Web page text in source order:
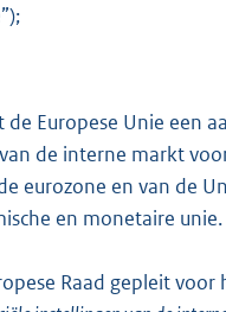
Europese Unie een
de interne markt
eurozone en van de
en monetaire unie.
Raad gepleit voor